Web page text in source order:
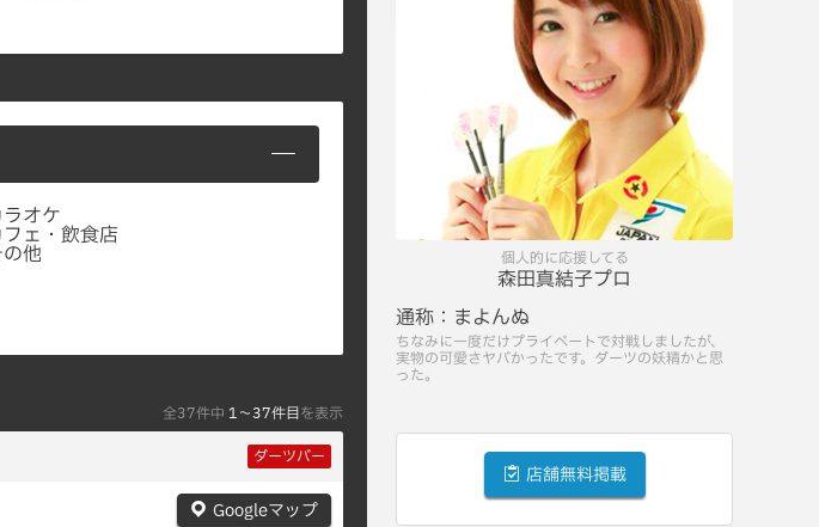
オケ
ェ・飲食店
他
全37件中 1〜37件目を表示
ダーツバー
Googleマップ
個人的に応援してる
森田真結子プロ
通称： まよんぬ
ちなみに一度だけプライベートで対戦しましたが、
実物の可愛さヤバかったです。ダーツの妖精かと思
った。
店舗無料掲載